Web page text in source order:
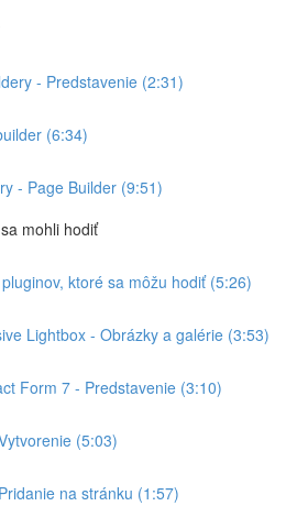
- Predstavenie (2:31)
(6:34)
- Page Builder (9:51)
mohli hodiť
ktoré sa môžu hodiť (5:26)
Lightbox - Obrázky a galérie (3:53)
Form 7 - Predstavenie (3:10)
(5:03)
na stránku (1:57)